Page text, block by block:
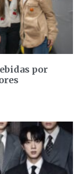
por